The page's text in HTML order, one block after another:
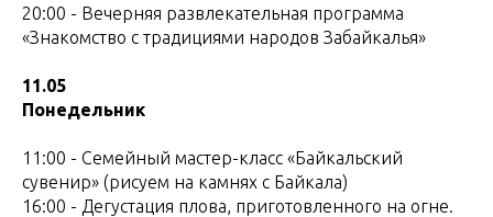
20:00 - Вечерняя развлекательная программа
«Знакомство с традициями народов Забайкалья»
11.05
Понедельник
11:00 - Семейный мастер-класс «Байкальский
сувенир» (рисуем на камнях с Байкала)
16:00 - Дегустация плова, приготовленного на огне.